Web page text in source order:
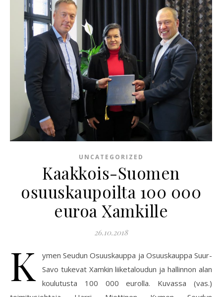
UNCATEGORIZED
Kaakkois-Suomen
osuuskaupoilta 100 000
euroa Xamkille
26.10.2018
K
ymen Seudun Osuuskauppa ja Osuuskauppa Suur-
Savo tukevat Xamkin liiketaloudun ja hallinnon alan
koulutusta 100 000 eurolla. Kuvassa (vas.)